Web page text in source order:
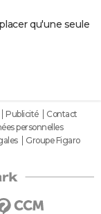
qu'une seule
Publicité
Contact
personnelles
Groupe Figaro